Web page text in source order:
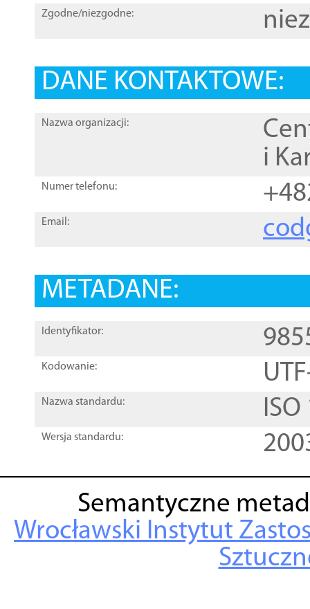
Zgodne/niezgodne:
DANE KONTAKTOWE:
Nazwa organizacji:
i
Numer telefonu:
Email:
METADANE:
Identyfikator:
Kodowanie:
Nazwa standardu:
Wersja standardu:
Semantyczne
Wrocławski Instytut